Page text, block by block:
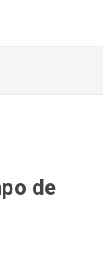
de